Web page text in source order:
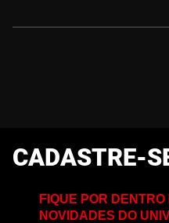
CADASTRE-
FIQUE POR
NOVIDADES DO